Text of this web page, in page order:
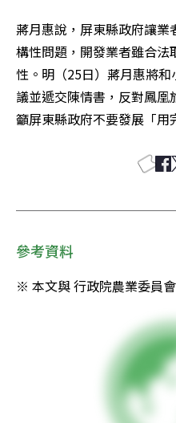
蔣月惠說，屏東縣政府讓
構性問題，開發業者雖合
性。明（25日）蔣月惠將
議並遞交陳情書，反對鳳
籲屏東縣政府不要發展「用
參考資料
※ 本文與 行政院農業委員